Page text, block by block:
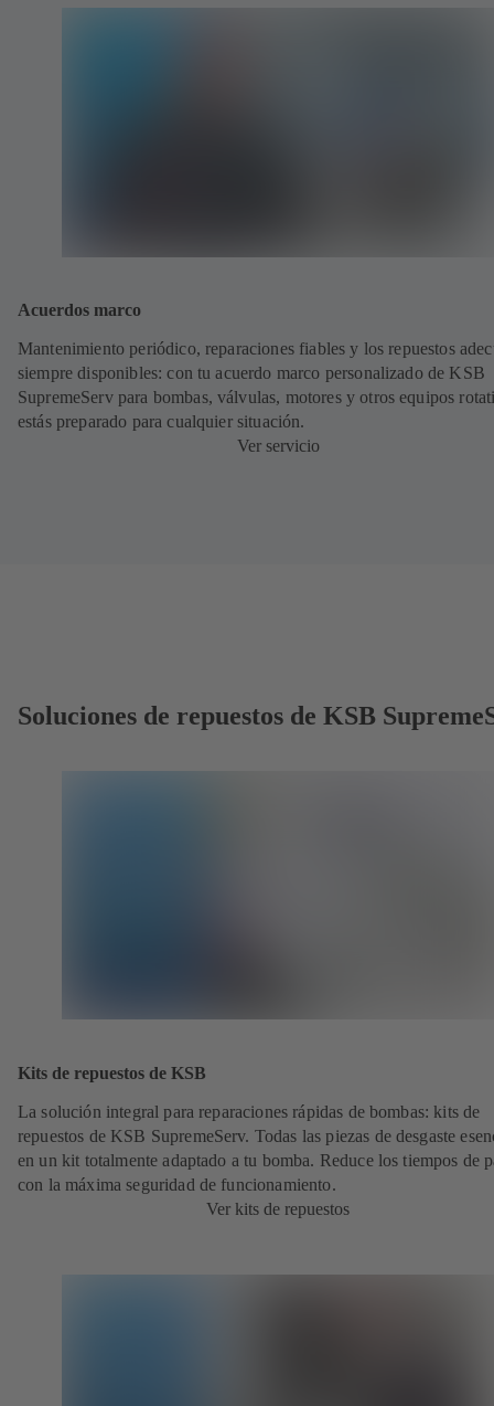
Acuerdos marco
Mantenimiento periódico, reparaciones fiables y los repuestos
siempre disponibles: con tu acuerdo marco personalizado de KSB
SupremeServ para bombas, válvulas, motores y otros equipos
estás preparado para cualquier situación.
Ver servicio
Soluciones de repuestos de KSB
Kits de repuestos de KSB
La solución integral para reparaciones rápidas de bombas: kits de
repuestos de KSB SupremeServ. Todas las piezas de desgaste
en un kit totalmente adaptado a tu bomba. Reduce los tiempos de
con la máxima seguridad de funcionamiento.
Ver kits de repuestos